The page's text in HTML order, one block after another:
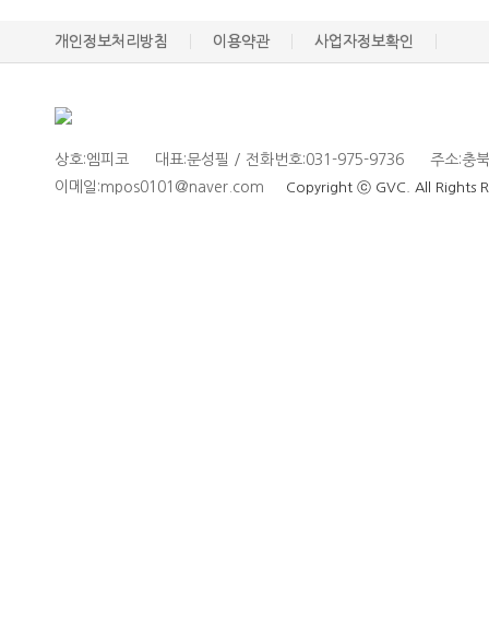
개인정보처리방침 이용약관 사업자정보확인
상호:엠피코 대표:문성필 / 전화번호:031-975-9736
주소:충
이메일:mpos0101@naver.com
Copyright ⓒ GVC. All Rights